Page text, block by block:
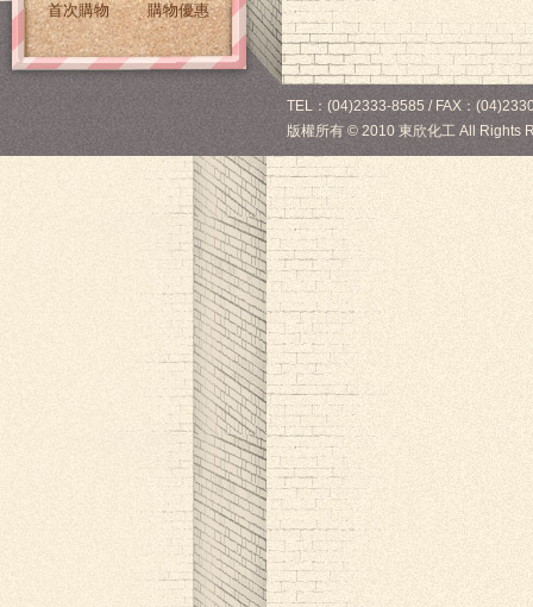
首次購物
購物優惠
TEL：(04)2333-8585 / FAX：
版權所有 © 2010 東欣化工 All Rights